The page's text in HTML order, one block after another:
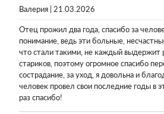
Валерия | 21.03.2026
Отец прожил два года, спасибо за
понимание, ведь эти больные,
что стали такими, не каждый выдержит
стариков, поэтому огромное спасибо
сострадание, за уход, я довольна и
человек провел свои последние годы в
раз спасибо!